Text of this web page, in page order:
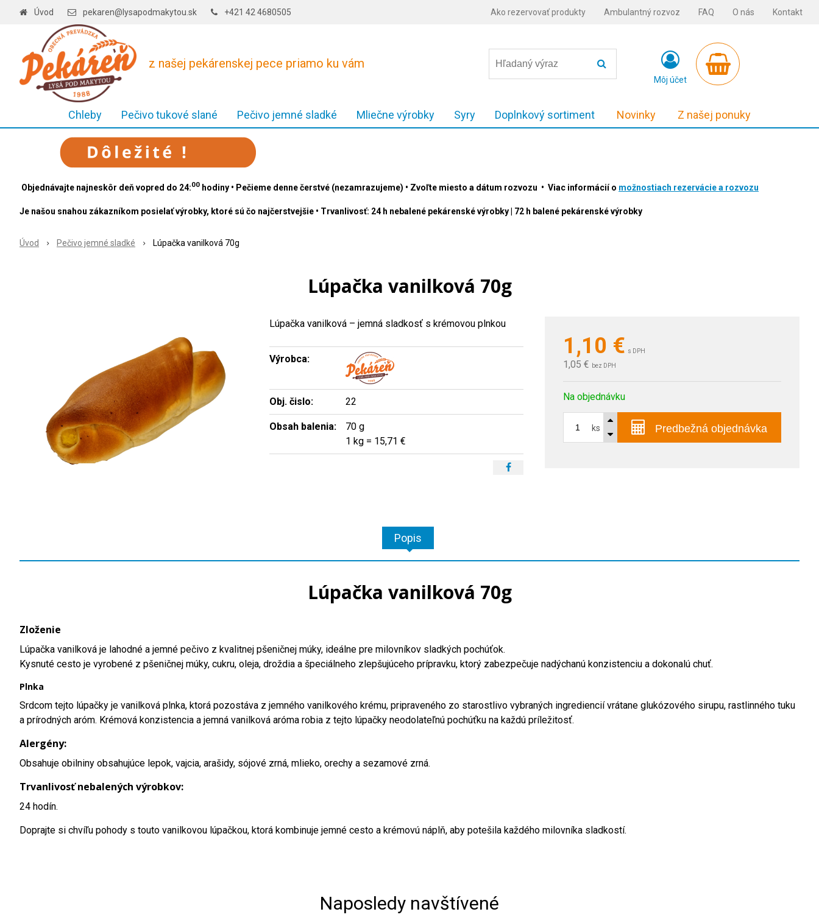
z našej pekárenskej pece priamo ku vám
Úvod pekaren@lysapodmakytou.sk +421 42 4680505 Ako rezervovať produkty Ambulantný rozvoz FAQ O nás Kontakt
Môj účet
Chleby Pečivo tukové slané Pečivo jemné sladké Mliečne výrobky Syry Doplnkový sortiment Novinky Z našej ponuky
Objednávajte najneskôr deň vopred do 24:00 hodiny • Pečieme denne čerstvé (nezamrazujeme) • Zvoľte miesto a dátum rozvozu • Viac informácií o možnostiach rezervácie a rozvozu
Je našou snahou zákazníkom posielať výrobky, ktoré sú čo najčerstvejšie • Trvanlivosť: 24 h nebalené pekárenské výrobky | 72 h balené pekárenské výrobky
Úvod Pečivo jemné sladké Lúpačka vanilková 70g
Lúpačka vanilková 70g
1,10 € s DPH
1,05 € bez DPH
Na objednávku
ks Predbežná objednávka
Lúpačka vanilková – jemná sladkosť s krémovou plnkou
Výrobca:
Obj. čislo: 22
Obsah balenia:
70 g
1 kg = 15,71 €
Popis
Lúpačka vanilková 70g
Zloženie
Lúpačka vanilková je lahodné a jemné pečivo z kvalitnej pšeničnej múky, ideálne pre milovníkov sladkých pochúťok.
Kysnuté cesto je vyrobené z pšeničnej múky, cukru, oleja, droždia a špeciálneho zlepšujúceho prípravku, ktorý zabezpečuje nadýchanú konzistenciu a dokonalú chuť.
Plnka
Srdcom tejto lúpačky je vanilková plnka, ktorá pozostáva z jemného vanilkového krému, pripraveného zo starostlivo vybraných ingrediencií vrátane glukózového sirupu, rastlinného tuku
a prírodných aróm. Krémová konzistencia a jemná vanilková aróma robia z tejto lúpačky neodolateľnú pochúťku na každú príležitosť.
Alergény:
Obsahuje obilniny obsahujúce lepok, vajcia, arašidy, sójové zrná, mlieko, orechy a sezamové zrná.
Trvanlivosť nebalených výrobkov:
24 hodín.
Doprajte si chvíľu pohody s touto vanilkovou lúpačkou, ktorá kombinuje jemné cesto a krémovú náplň, aby potešila každého milovníka sladkostí.
Naposledy navštívené